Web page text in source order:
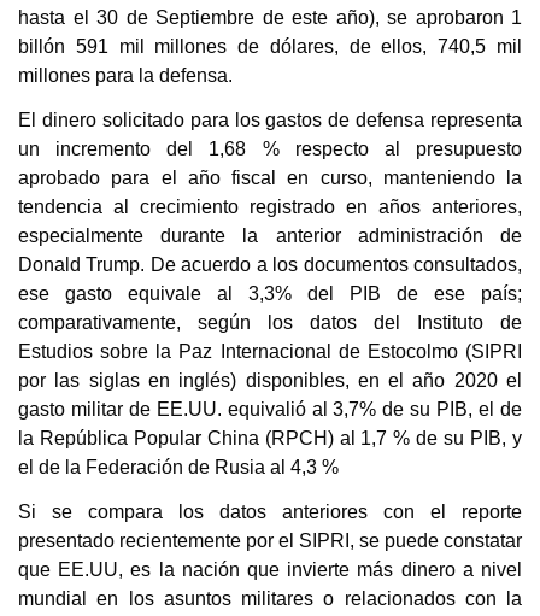
hasta el 30 de Septiembre de este año), se aprobaron 1
billón 591 mil millones de dólares, de ellos, 740,5 mil
millones para la defensa.
El dinero solicitado para los gastos de defensa representa
un incremento del 1,68 % respecto al presupuesto
aprobado para el año fiscal en curso, manteniendo la
tendencia al crecimiento registrado en años anteriores,
especialmente durante la anterior administración de
Donald Trump. De acuerdo a los documentos consultados,
ese gasto equivale al 3,3% del PIB de ese país;
comparativamente, según los datos del Instituto de
Estudios sobre la Paz Internacional de Estocolmo (SIPRI
por las siglas en inglés) disponibles, en el año 2020 el
gasto militar de EE.UU. equivalió al 3,7% de su PIB, el de
la República Popular China (RPCH) al 1,7 % de su PIB, y
el de la Federación de Rusia al 4,3 %
Si se compara los datos anteriores con el reporte
presentado recientemente por el SIPRI, se puede constatar
que EE.UU, es la nación que invierte más dinero a nivel
mundial en los asuntos militares o relacionados con la